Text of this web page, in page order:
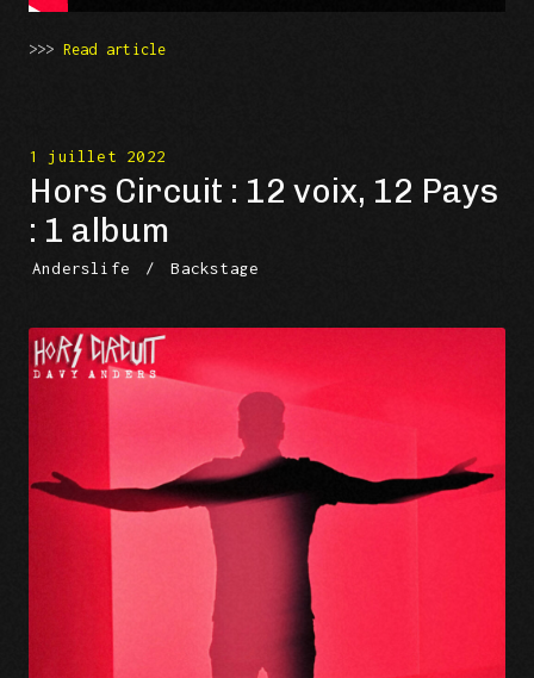
>>> Read article
1 juillet 2022
Hors Circuit : 12 voix, 12 Pays
: 1 album
Anderslife / Backstage